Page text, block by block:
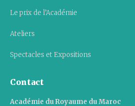
Le prix de l’Académie
Ateliers
Spectacles et Expositions
Contact
Académie du Royaume du Maroc